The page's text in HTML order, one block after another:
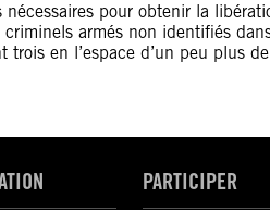
nécessaires pour obtenir la
armés non identifiés
trois en l’espace d’un peu plus
PARTICIPER